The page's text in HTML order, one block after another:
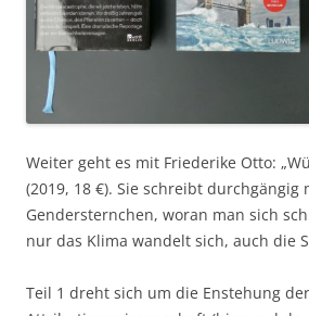
Weiter geht es mit Friederike Otto:
(2019, 18 €). Sie schreibt durchgängig
Gendersternchen, woran man sich
nur das Klima wandelt sich, auch die
Teil 1 dreht sich um die Enstehung der